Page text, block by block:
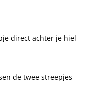
direct achter je hiel
de twee streepjes